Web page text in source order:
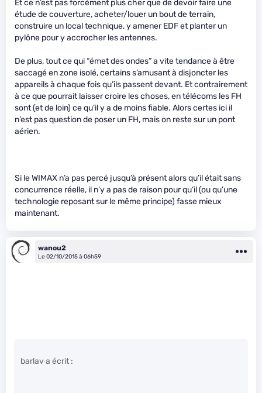
Et ce n’est pas forcément plus cher que de devoir faire une
étude de couverture, acheter/louer un bout de terrain,
construire un local technique, y amener EDF et planter un
pylône pour y accrocher les antennes.
De plus, tout ce qui “émet des ondes” a vite tendance à être
saccagé en zone isolé, certains s’amusant à disjoncter les
appareils à chaque fois qu’ils passent devant. Et contrairement
à ce que pourrait laisser croire les choses, en télécoms les FH
sont (et de loin) ce qu’il y a de moins fiable. Alors certes ici il
n’est pas question de poser un FH, mais on reste sur un pont
aérien.
Si le WIMAX n’a pas percé jusqu’à présent alors qu’il était sans
concurrence réelle, il n’y a pas de raison pour qu’il (ou qu’une
technologie reposant sur le même principe) fasse mieux
maintenant.
wanou2
Le 02/10/2015 à 06h59
barlav a écrit :